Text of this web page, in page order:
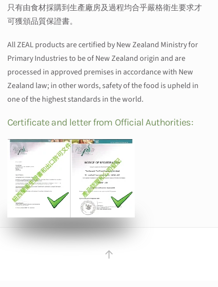
只有由食材採購到生產廠房及過程均合乎嚴格衛生要求才
可獲頒品質保證書。
All ZEAL products are certified by New Zealand Ministry for
Primary Industries to be of New Zealand origin and are
processed in approved premises in accordance with New
Zealand law; in other words, safety of the food is upheld in
one of the highest standards in the world.
Certificate and letter from Official Authorities: